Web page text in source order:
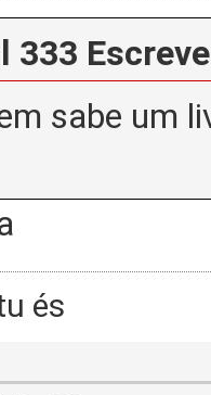
333
sabe um
és